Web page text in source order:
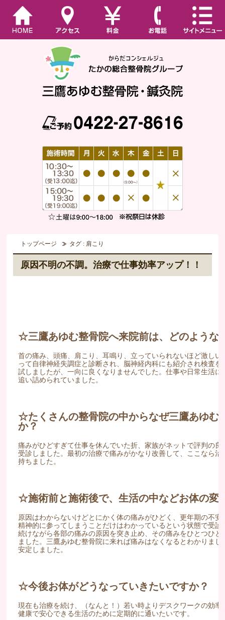
トップページ タグ : 肩こり
原因不明の不調。治療で仕事効率アップ！！
☆三鷹あゆむ整骨院へ来院前は、どのような
首の痛み、頭痛、肩こり、耳鳴り、立っていられないほど激し
って自律神経失調症と診断され、脳神経内科にも紹介され検査
試しましたが、一向に良くなりませんでした。仕事や日常生活
追い詰められていました。
☆たくさんの整骨院の中からなぜ三鷹あゆむ
か？
痛みがひどすぎて仕事を休んでいた折、家族がネットで評判の
受診しました。最初の治療で痛みがかなり改善して、ここなら
持ちました。
☆施術前と施術後で、生活の中などお体の変
原因はわからないけどとにかく体の痛みがひどく、更年期の不
精神的に参ってしまうことだけはわかっているという状態で受
続けながら各部の痛みの原因を突き止め、その痛みをひとつひ
ました。三鷹あゆむ整骨院に来れば痛みはなくなるとわかりま
安定しました。
☆今後お体がどうなっていきたいですか？
現在も治療を続け、（なんと！）若い時よりデスクワークの効率
健康で安心できる生活のために定期的に通いたいです。